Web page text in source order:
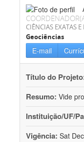
CIÊNCIAS EXATAS E
Geociências
E-mail
Título do
Resumo: Vide
Instituição/UF/
Vigência: Sat